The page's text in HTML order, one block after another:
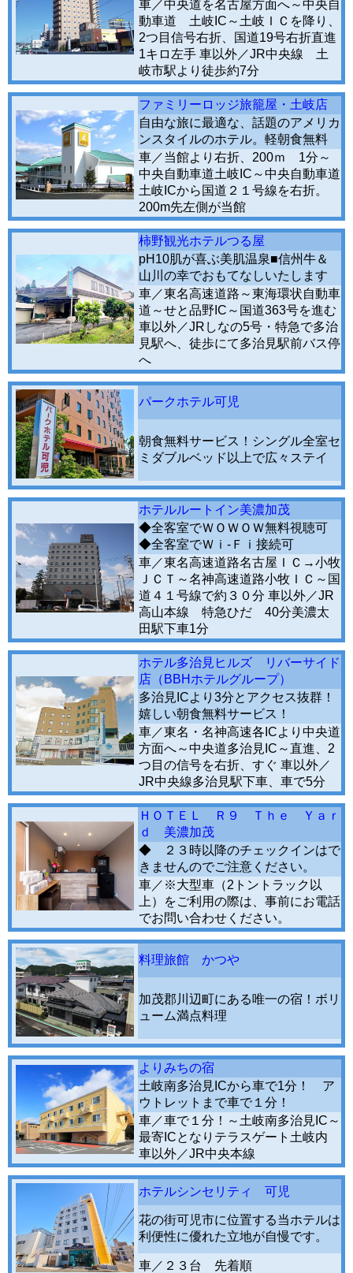
車／中央道を名古屋方面へ～中央自
動車道 土岐IC～土岐ＩＣを降り、
2つ目信号右折、国道19号右折直進
1キロ左手 車以外／JR中央線 土
岐市駅より徒歩約7分
ファミリーロッジ旅籠屋・土岐店
自由な旅に最適な、話題のアメリカ
ンスタイルのホテル。軽朝食無料
車／当館より右折、200ｍ 1分～
中央自動車道土岐IC～中央自動車道
土岐ICから国道２１号線を右折。
200m先左側が当館
柿野観光ホテルつる屋
pH10肌が喜ぶ美肌温泉■信州牛＆
山川の幸でおもてなしいたします
車／東名高速道路～東海環状自動車
道～せと品野IC～国道363号を進む
車以外／JRしなの5号・特急で多治
見駅へ、徒歩にて多治見駅前バス停
へ
パークホテル可児
朝食無料サービス！シングル全室セ
ミダブルベッド以上で広々ステイ
ホテルルートイン美濃加茂
◆全客室でＷＯＷＯＷ無料視聴可
◆全客室でＷｉ-Ｆｉ接続可
車／東名高速道路名古屋ＩＣ→小牧
ＪＣＴ～名神高速道路小牧ＩＣ～国
道４１号線で約３０分 車以外／JR
高山本線 特急ひだ 40分美濃太
田駅下車1分
ホテル多治見ヒルズ リバーサイド
店（BBHホテルグループ）
多治見ICより3分とアクセス抜群！
嬉しい朝食無料サービス！
車／東名・名神高速各ICより中央道
方面へ～中央道多治見IC～直進、2
つ目の信号を右折、すぐ 車以外／
JR中央線多治見駅下車、車で5分
ＨＯＴＥＬ Ｒ９ Ｔｈｅ Ｙａｒ
ｄ 美濃加茂
◆ ２３時以降のチェックインはで
きませんのでご注意ください。
車／※大型車（2トントラック以
上）をご利用の際は、事前にお電話
でお問い合わせください。
料理旅館 かつや
加茂郡川辺町にある唯一の宿！ボリ
ューム満点料理
よりみちの宿
土岐南多治見ICから車で1分！ ア
ウトレットまで車で１分！
車／車で１分！～土岐南多治見IC～
最寄ICとなりテラスゲート土岐内
車以外／JR中央本線
ホテルシンセリティ 可児
花の街可児市に位置する当ホテルは
利便性に優れた立地が自慢です。
車／２３台 先着順